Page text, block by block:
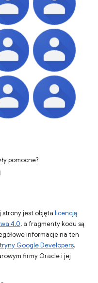
pomocne?
jest objęta licencją
4.0, a fragmenty kodu są
informacje na ten
Google Developers.
firmy Oracle i jej